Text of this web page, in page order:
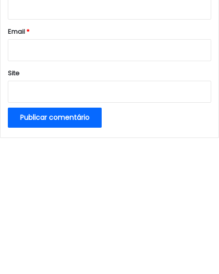
*
Email*
Site